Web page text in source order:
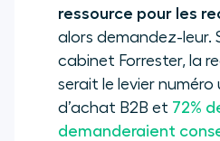
ressource pour les
alors demandez-leur.
cabinet Forrester, la
serait le levier numéro
d’achat B2B et 72%
demanderaient